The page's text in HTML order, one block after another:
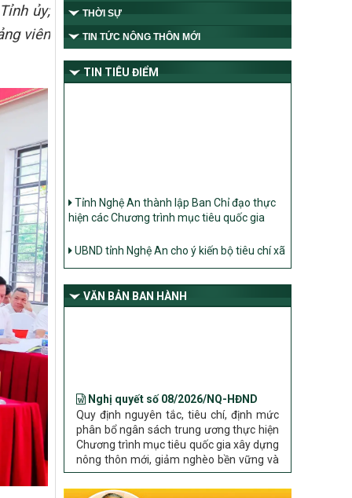
ủy;
viên
THỜI SỰ
TIN TỨC NÔNG THÔN MỚI
TIN TIÊU ĐIỂM
hiện các Chương trình mục tiêu quốc gia
Nông thôn mới
mục tiêu quốc gia xây dựng nông thôn mới,
giảm nghèo bền vững và phát triển kinh tế –
mục tiêu quốc gia trên địa bàn
VĂN BẢN BAN HÀNH
phân bổ ngân sách trung ương thực hiện
Chương trình mục tiêu quốc gia xây dựng
nông thôn mới, giảm nghèo bền vững và
phát triển kinh tế – xã hội vùng đồng bào
dân tộc thiểu số và miền núi giai đoạn
2026 – 2030 trên địa bàn tỉnh Nghệ An
Chỉ Thị số 22-CT/TU